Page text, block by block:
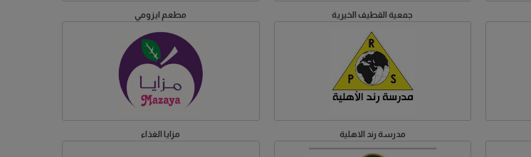
جمعية القطيف الخيرية مطعم ايزومي
مدرسة رند الاهلية مزايا الغذاء